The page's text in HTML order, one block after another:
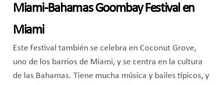
Miami-Bahamas Goombay Festival en
Miami
Este festival también se celebra en Coconut Grove,
uno de los barrios de Miami, y se centra en la cultura
de las Bahamas. Tiene mucha música y bailes típicos, y